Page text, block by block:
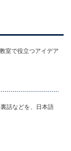
室で役立つアイデア
話などを、日本語